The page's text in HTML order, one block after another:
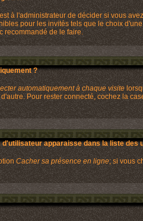
à l'administrateur de décider si vous
pour les invités tels que le choix
recommandé de le faire.
?
automatiquement à chaque visite
Pour rester connecté, cochez la
apparaisse dans la liste des
Cacher sa présence en ligne; si vous